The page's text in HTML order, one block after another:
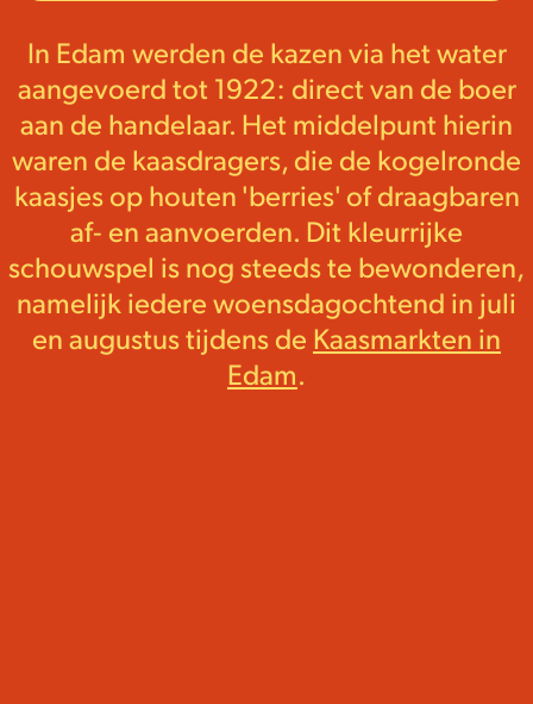
In Edam werden de kazen via het water
aangevoerd tot 1922: direct van de boer
aan de handelaar. Het middelpunt hierin
waren de kaasdragers, die de kogelronde
kaasjes op houten 'berries' of draagbaren
af- en aanvoerden. Dit kleurrijke
schouwspel is nog steeds te bewonderen,
namelijk iedere woensdagochtend in juli
en augustus tijdens de Kaasmarkten in
Edam.